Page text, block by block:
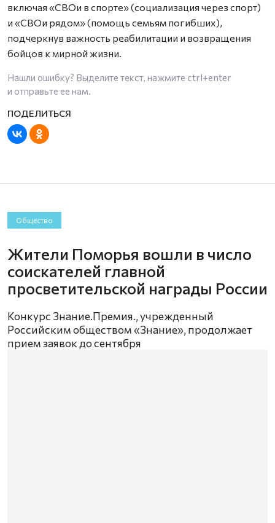
включая «СВОи в спорте» (социализация через спорт)
и «СВОи рядом» (помощь семьям погибших),
подчеркнув важность реабилитации и возвращения
бойцов к мирной жизни.
Нашли ошибку? Выделите текст, нажмите ctrl+enter
и отправьте ее нам.
Общество
Жители Поморья вошли в число
соискателей главной
просветительской награды России
Конкурс Знание.Премия. , учрежденный
Российским обществом «Знание», продолжает
прием заявок до сентября